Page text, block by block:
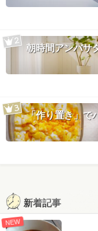
朝時間アンバサ
「作り置き」で
新着記事
NEW